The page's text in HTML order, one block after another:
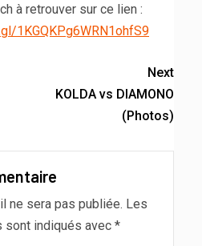
à retrouver sur ce lien :
1KGQKPg6WRN1ohfS9
Next
KOLDA vs DIAMONO
(Photos)
ne sera pas publiée. Les
sont indiqués avec *